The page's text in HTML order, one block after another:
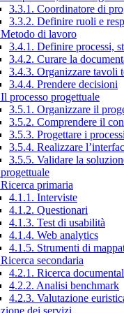
3.3.1. Coordinatore di
3.3.2. Definire ruoli e
di lavoro
3.4.1. Definire processi,
3.4.2. Curare la
3.4.3. Organizzare tavoli
3.4.4. Prendere decisioni
processo progettuale
3.5.1. Organizzare il
3.5.2. Comprendere il
3.5.3. Progettare i
3.5.4. Realizzare
3.5.5. Validare la
primaria
4.1.1. Interviste
4.1.2. Questionari
4.1.3. Test di usabilità
4.1.4. Web analytics
4.1.5. Strumenti di
secondaria
4.2.1. Ricerca
4.2.2. Analisi benchmark
4.2.3. Valutazione
dei servizi